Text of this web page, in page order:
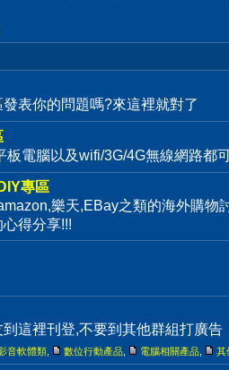
表你的問題嗎?來這裡就對了
板電腦以及wifi/3G/4G無線網路都
專區
樂天,EBay之類的海外購物
得分享!!!
這裡刊登,不要到其他群組打廣告
音軟體類 數位行動產品 電腦相關產品 其